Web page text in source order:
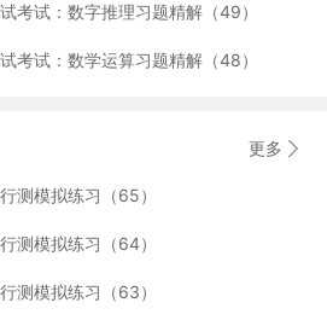
考试：数字推理习题精解（49）
考试：数学运算习题精解（48）
更多
测模拟练习（65）
测模拟练习（64）
测模拟练习（63）